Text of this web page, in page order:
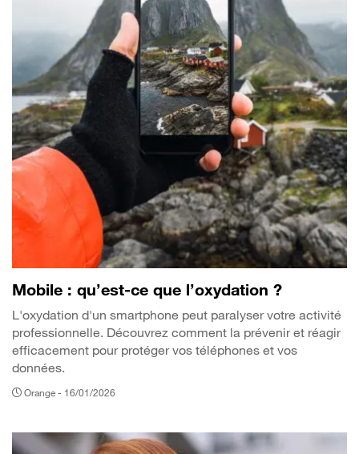
Mobile : qu’est-ce que l’oxydation ?
L'oxydation d'un smartphone peut paralyser votre activité
professionnelle. Découvrez comment la prévenir et réagir
efficacement pour protéger vos téléphones et vos
données.
Orange - 16/01/2026